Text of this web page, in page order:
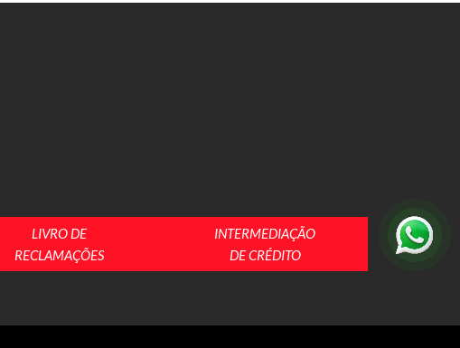
LIVRO DE
RECLAMAÇÕES
INTERMEDIAÇÃO
DE CRÉDITO